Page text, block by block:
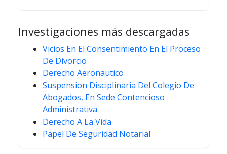
Investigaciones más descargadas
Vicios En El Consentimiento En El Proceso
De Divorcio
Derecho Aeronautico
Suspension Disciplinaria Del Colegio De
Abogados, En Sede Contencioso
Administrativa
Derecho A La Vida
Papel De Seguridad Notarial